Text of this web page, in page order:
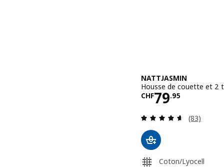
NATTJASMIN
Housse de couette et 2
CHF79.95
Prix CHF
(83)
Coton/Lyocell